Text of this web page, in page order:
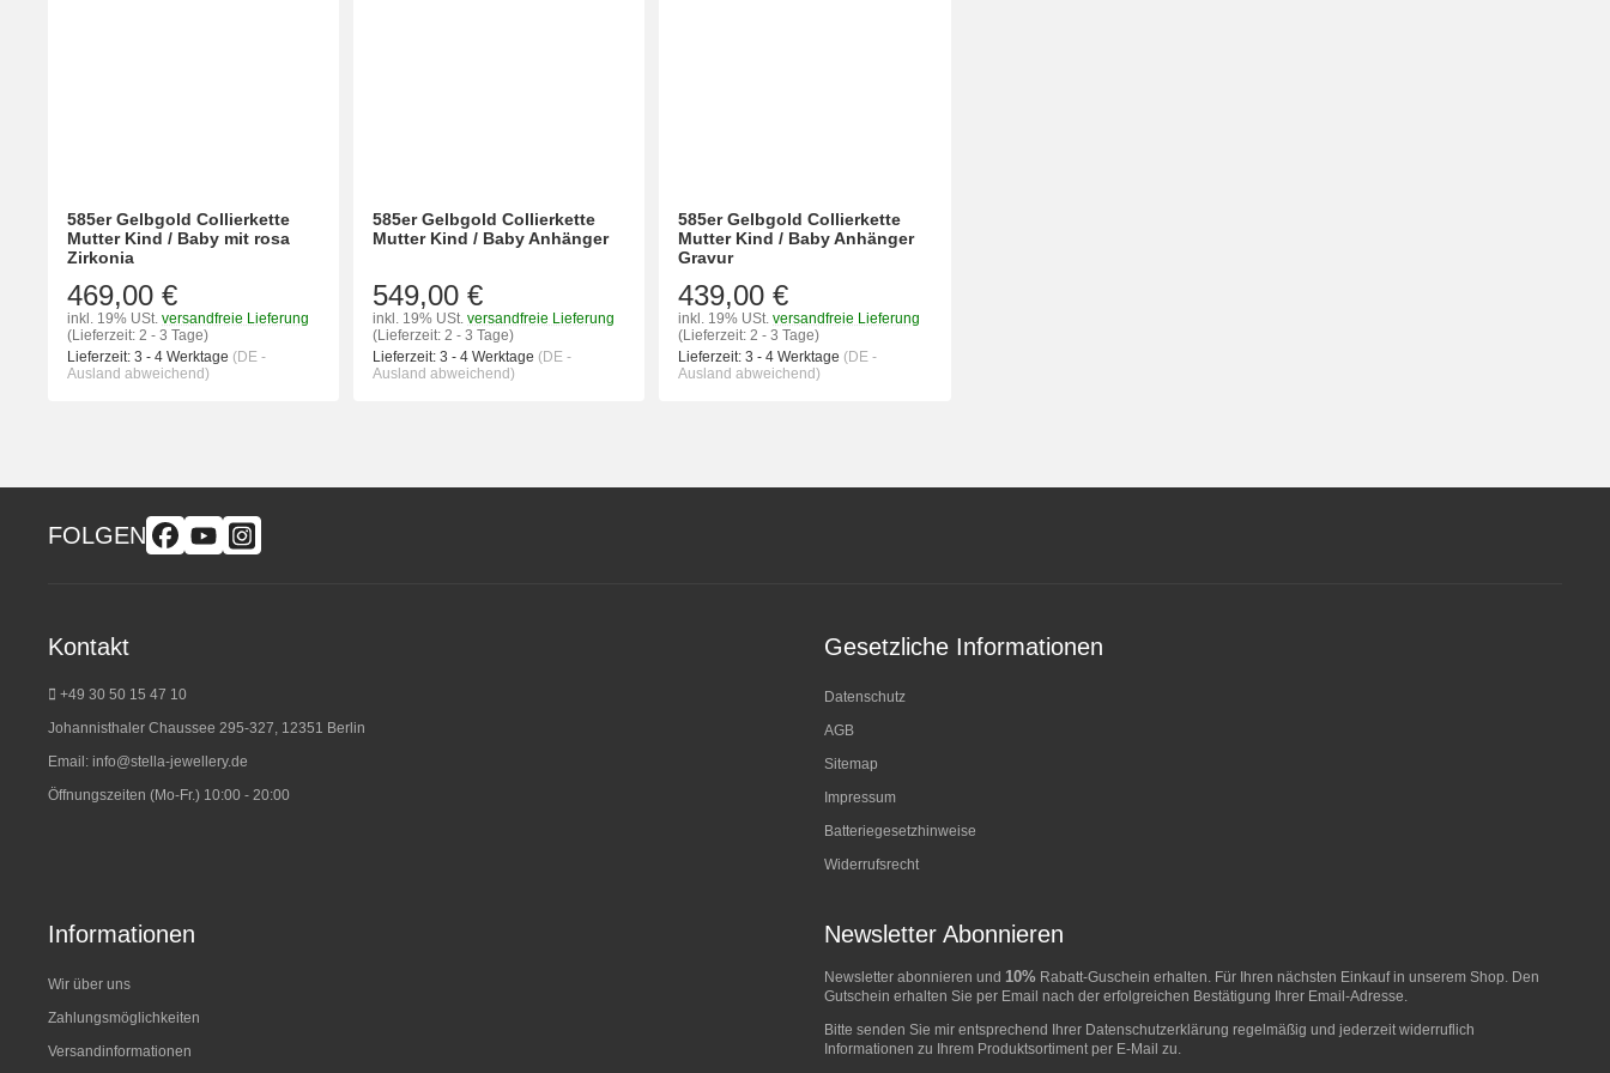
585er Gelbgold Collierkette
Mutter Kind / Baby mit rosa
Zirkonia
469,00 €
inkl. 19% USt. versandfreie Lieferung
(Lieferzeit: 2 - 3 Tage)
Lieferzeit: 3 - 4 Werktage (DE -
Ausland abweichend)
585er Gelbgold Collierkette
Mutter Kind / Baby Anhänger
549,00 €
inkl. 19% USt. versandfreie Lieferung
(Lieferzeit: 2 - 3 Tage)
Lieferzeit: 3 - 4 Werktage (DE -
Ausland abweichend)
585er Gelbgold Collierkette
Mutter Kind / Baby Anhänger
Gravur
439,00 €
inkl. 19% USt. versandfreie Lieferung
(Lieferzeit: 2 - 3 Tage)
Lieferzeit: 3 - 4 Werktage (DE -
Ausland abweichend)
FOLGEN
Kontakt
+49 30 50 15 47 10
Johannisthaler Chaussee 295-327, 12351 Berlin
Email: info@stella-jewellery.de
Öffnungszeiten (Mo-Fr.) 10:00 - 20:00
Gesetzliche Informationen
Datenschutz
AGB
Sitemap
Impressum
Batteriegesetzhinweise
Widerrufsrecht
Informationen
Wir über uns
Zahlungsmöglichkeiten
Versandinformationen
Newsletter Abonnieren
Newsletter abonnieren und 10% Rabatt-Guschein erhalten. Für Ihren nächsten Einkauf in unserem Shop. Den
Gutschein erhalten Sie per Email nach der erfolgreichen Bestätigung Ihrer Email-Adresse.
Bitte senden Sie mir entsprechend Ihrer Datenschutzerklärung regelmäßig und jederzeit widerruflich
Informationen zu Ihrem Produktsortiment per E-Mail zu.